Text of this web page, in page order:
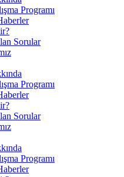
Programı
Sorular
Programı
Sorular
Programı